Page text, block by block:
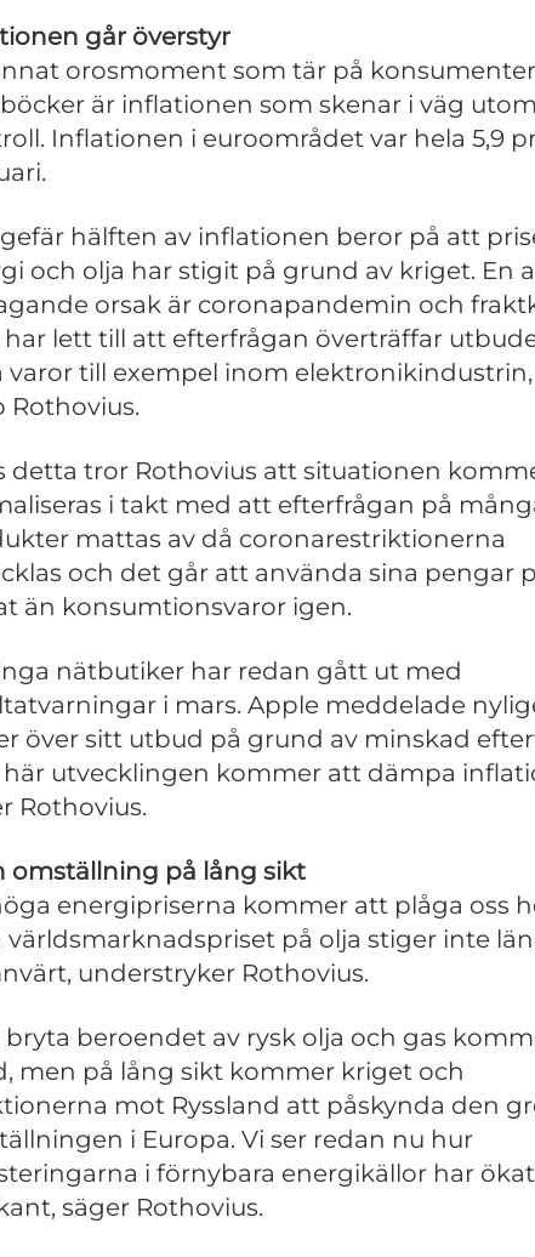
går överstyr
orosmoment som tär på
är inflationen som skenar i väg utom
Inflationen i euroområdet var hela 5,9
hälften av inflationen beror på att
och olja har stigit på grund av kriget. En
orsak är coronapandemin och
lett till att efterfrågan överträffar
varor till exempel inom
Rothovius.
detta tror Rothovius att situationen
i takt med att efterfrågan på
mattas av då coronarestriktionerna
och det går att använda sina pengar
än konsumtionsvaror igen.
nätbutiker har redan gått ut med
i mars. Apple meddelade
över sitt utbud på grund av minskad
här utvecklingen kommer att dämpa
Rothovius.
omställning på lång sikt
energipriserna kommer att plåga oss
världsmarknadspriset på olja stiger inte
understryker Rothovius.
bryta beroendet av rysk olja och gas
men på lång sikt kommer kriget och
mot Ryssland att påskynda den
i Europa. Vi ser redan nu hur
i förnybara energikällor har ökat
säger Rothovius.